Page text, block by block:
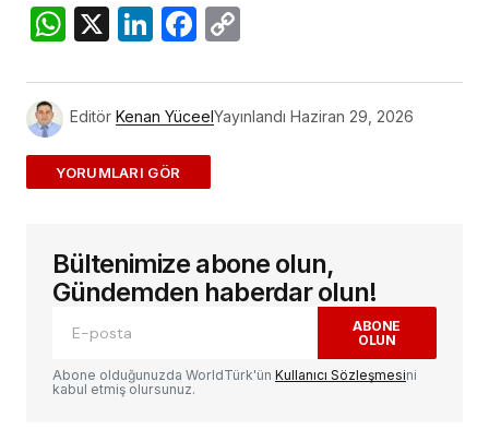
WhatsApp
X LinkedIn
Facebook
Editör Kenan Yüceel Yayınlandı Haziran 29, 2026
ADD A COMMENT
E-posta adresiniz yayınlanmayacak.
alanlar*ile işaretlenmişlerdir
Yorum
Bültenimize abone olun,
Gündemden haberdar olun!
ABONE
OLUN
Abone olduğunuzda WorldTürk'ün Kullanıcı Sözleşmesini
kabul etmiş olursunuz.